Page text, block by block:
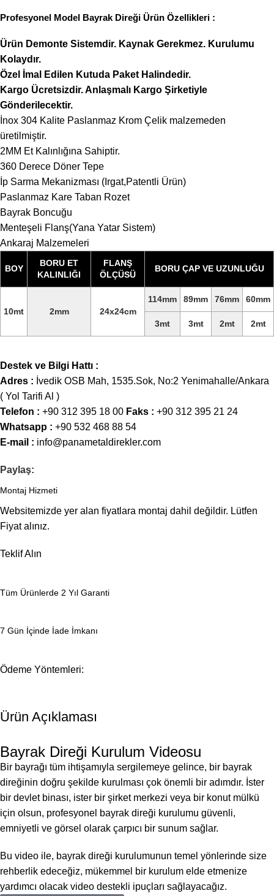
Profesyonel Model Bayrak Direği Ürün Özellikleri :
Ürün Demonte Sistemdir. Kaynak Gerekmez. Kurulumu
Kolaydır.
Özel İmal Edilen Kutuda Paket Halindedir.
Kargo Ücretsizdir. Anlaşmalı Kargo Şirketiyle
Gönderilecektir.
İnox 304 Kalite Paslanmaz Krom Çelik malzemeden
üretilmiştir.
2MM Et Kalınlığına Sahiptir.
360 Derece Döner Tepe
İp Sarma Mekanizması (Irgat,Patentli Ürün)
Paslanmaz Kare Taban Rozet
Bayrak Boncuğu
Menteşeli Flanş(Yana Yatar Sistem)
Ankaraj Malzemeleri
BOY
BORU ET
KALINLIĞI
FLANŞ
ÖLÇÜSÜ
BORU ÇAP VE UZUNLUĞU
10mt 2mm 24x24cm
114mm 89mm 76mm 60mm
3mt 3mt 2mt 2mt
Destek ve Bilgi Hattı :
Adres : İvedik OSB Mah, 1535.Sok, No:2 Yenimahalle/Ankara
( Yol Tarifi Al )
Telefon : +90 312 395 18 00 Faks : +90 312 395 21 24
Whatsapp : +90 532 468 88 54
E-mail : info@panametaldirekler.com
Paylaş:
Montaj Hizmeti
Websitemizde yer alan fiyatlara montaj dahil değildir. Lütfen
Fiyat alınız.
Teklif Alın
Tüm Ürünlerde 2 Yıl Garanti
7 Gün İçinde İade İmkanı
Ödeme Yöntemleri:
Ürün Açıklaması
Bayrak Direği Kurulum Videosu
Bir bayrağı tüm ihtişamıyla sergilemeye gelince, bir bayrak
direğinin doğru şekilde kurulması çok önemli bir adımdır. İster
bir devlet binası, ister bir şirket merkezi veya bir konut mülkü
için olsun, profesyonel bayrak direği kurulumu güvenli,
emniyetli ve görsel olarak çarpıcı bir sunum sağlar.
Bu video ile, bayrak direği kurulumunun temel yönlerinde size
rehberlik edeceğiz, mükemmel bir kurulum elde etmenize
yardımcı olacak video destekli ipuçları sağlayacağız.